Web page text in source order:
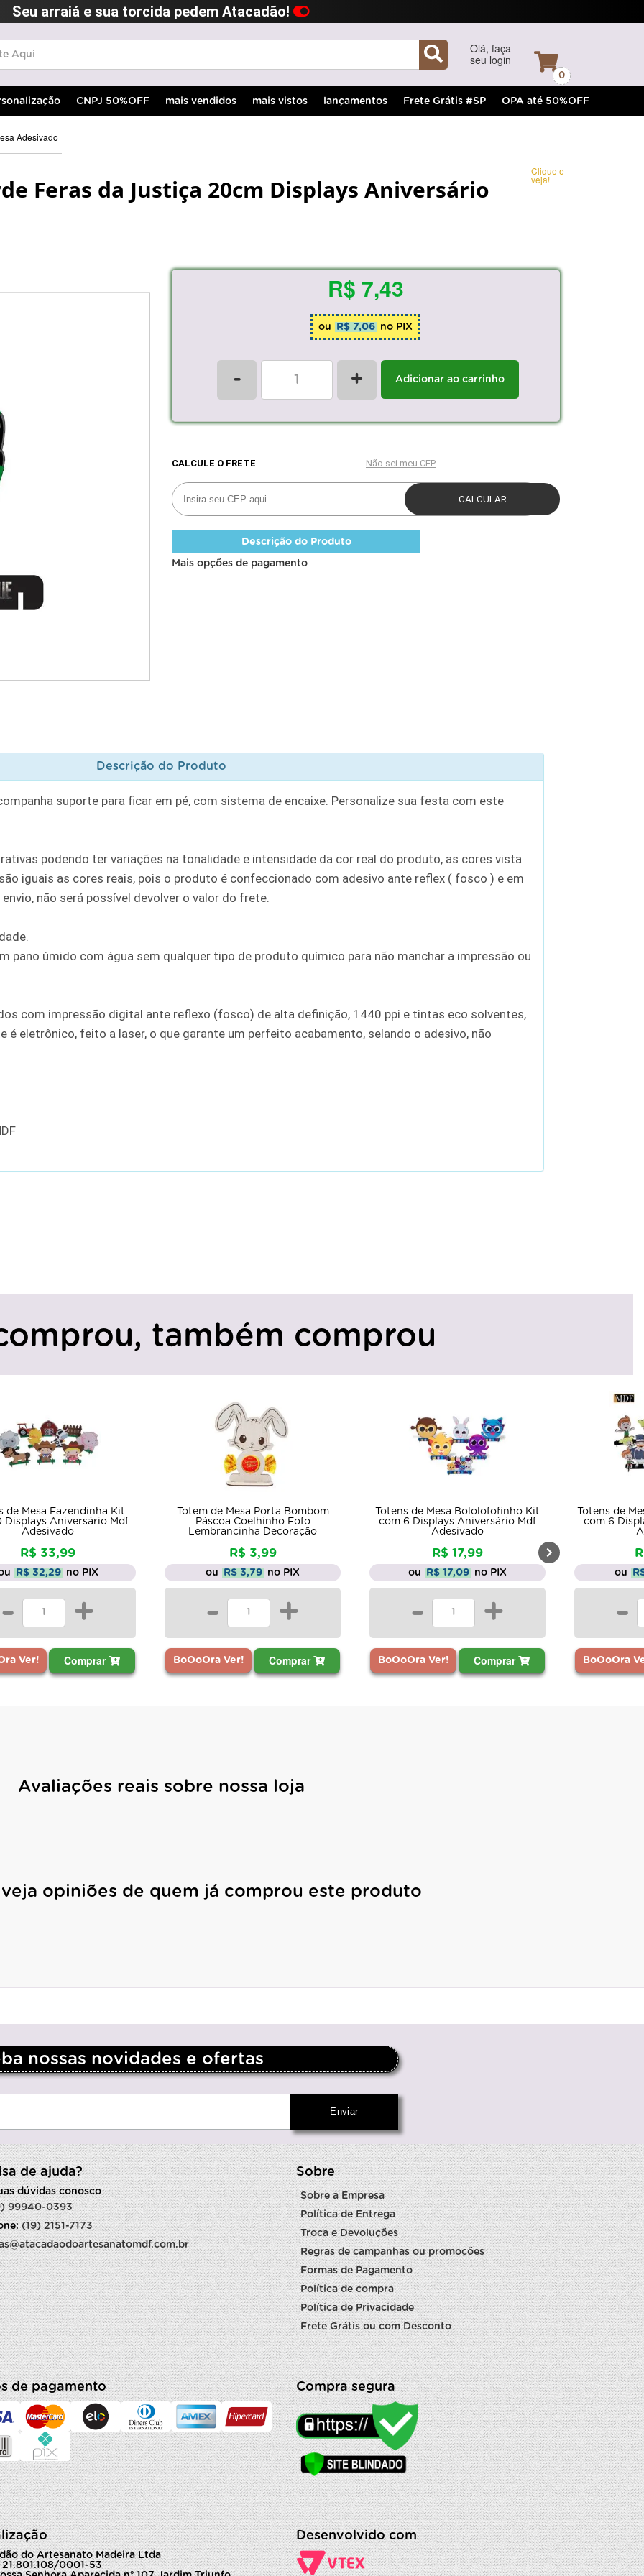
Seu arraiá e sua torcida pedem Atacadão!
Olá, faça
seu login
0
CNPJ 50%OFF mais vendidos mais vistos lançamentos Frete Grátis #SP OPA até 50%OFF
Adesivado
Feras da Justiça 20cm Displays Aniversário
Clique e
veja!
R$ 7,43
ou R$ 7,06 no PIX
- + Adicionar ao carrinho
Descrição do Produto
Mais opções de pagamento
Descrição do Produto
suporte para ficar em pé, com sistema de encaixe. Personalize sua festa com este
podendo ter variações na tonalidade e intensidade da cor real do produto, as cores vista
iguais as cores reais, pois o produto é confeccionado com adesivo ante reflex ( fosco ) e em
não será possível devolver o valor do frete.
pano úmido com água sem qualquer tipo de produto químico para não manchar a impressão ou
com impressão digital ante reflexo (fosco) de alta definição, 1440 ppi e tintas eco solventes,
é eletrônico, feito a laser, o que garante um perfeito acabamento, selando o adesivo, não
também comprou
de Mesa Porta Bombom
Coelhinho Fofo
Decoração
R$ 3,99
ou R$ 3,79 no PIX
- +
Ver! Comprar
Totens de Mesa Bololofofinho Kit
com 6 Displays Aniversário Mdf
Adesivado
R$ 17,99
ou R$ 17,09 no PIX
- +
BoOoOra Ver! Comprar
Totens de Mesa Mundinho Bito Kit
com 6 Displays Aniversário Mdf
Adesivado
R$ 20,75
ou R$ 19,71 no PIX
- +
BoOoOra Ver! Comprar
Totens de
5
ou
-
BoOoOra
Avaliações reais sobre nossa loja
opiniões de quem já comprou este produto
nossas novidades e ofertas
de ajuda?
dúvidas conosco
99940-0393
(19) 2151-7173
Sobre
Sobre a Empresa
Política de Entrega
Troca e Devoluções
Regras de campanhas ou promoções
Formas de Pagamento
Política de compra
Política de Privacidade
Frete Grátis ou com Desconto
de pagamento Compra segura
do Artesanato Madeira Ltda
21.801.108/0001-53
Desenvolvido com